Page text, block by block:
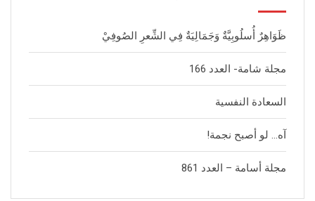
ظَوَاهِرٌ أُسلُوبِيَّةٌ وَجَمَالِيَةٌ فِي الشِّعرِ الصُوفِيْ
مجلة شامة- العدد 166
السعادة النفسية
آه… لو أصبح نجمة!
مجلة أسامة – العدد 861